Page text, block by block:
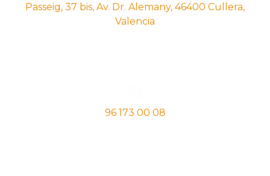
Passeig, 37 bis, Av. Dr. Alemany, 46400 Cullera,
Valencia
96 173 00 08